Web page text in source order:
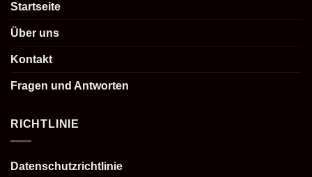
Startseite
Über uns
Kontakt
Fragen und Antworten
RICHTLINIE
Datenschutzrichtlinie